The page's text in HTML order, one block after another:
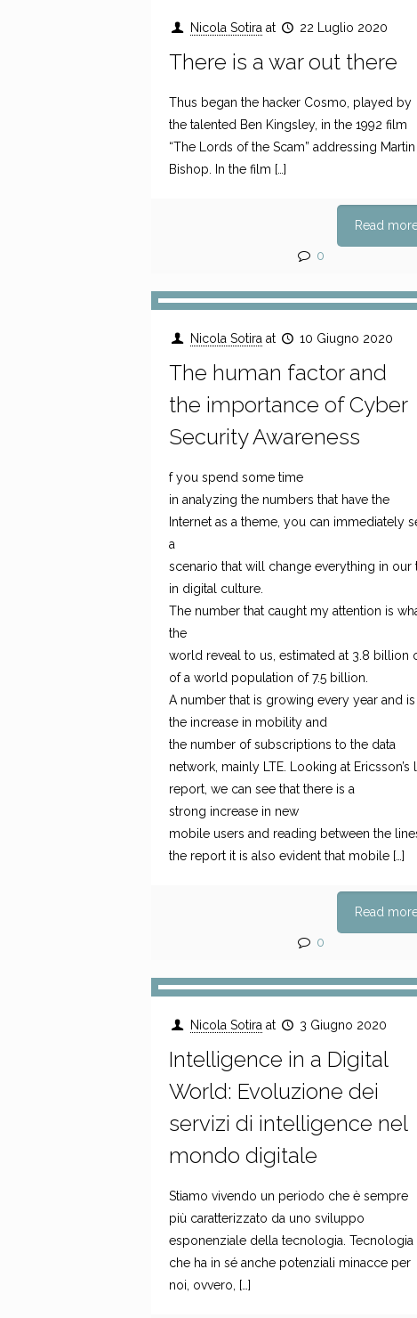
Nicola Sotira at 22 Luglio 2020
There is a war out there
Thus began the hacker Cosmo, played by
the talented Ben Kingsley, in the 1992 film
“The Lords of the Scam” addressing Martin
Bishop. In the film […]
0
Read
Nicola Sotira at 10 Giugno 2020
The human factor and
the importance of Cyber
Security Awareness
f you spend some time
in analyzing the numbers that have the
Internet as a theme, you can immediately
a
scenario that will change everything in our
in digital culture.
The number that caught my attention is
the
world reveal to us, estimated at 3.8 billion
of a world population of 7.5 billion.
A number that is growing every year and is
the increase in mobility and
the number of subscriptions to the data
network, mainly LTE. Looking at
report, we can see that there is a
strong increase in new
mobile users and reading between the
the report it is also evident that mobile […]
0
Read
Nicola Sotira at 3 Giugno 2020
Intelligence in a Digital
World: Evoluzione dei
servizi di intelligence nel
mondo digitale
Stiamo vivendo un periodo che è sempre
più caratterizzato da uno sviluppo
esponenziale della tecnologia. Tecnologia
che ha in sé anche potenziali minacce per
noi, ovvero,
[…]